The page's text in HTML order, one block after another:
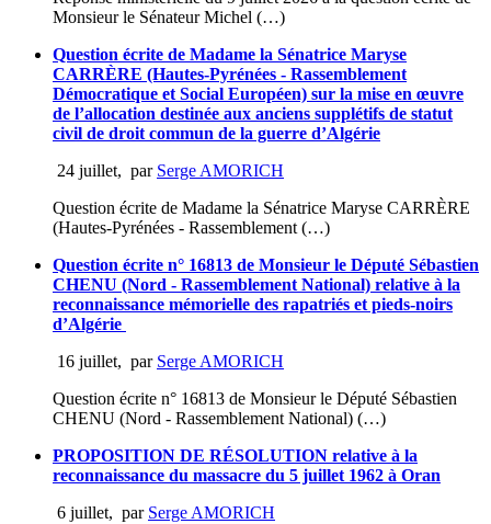
Monsieur le Sénateur Michel (…)
Question écrite de Madame la Sénatrice Maryse
CARRÈRE (Hautes-Pyrénées - Rassemblement
Démocratique et Social Européen) sur la mise en œuvre
de l’allocation destinée aux anciens supplétifs de statut
civil de droit commun de la guerre d’Algérie
24 juillet, par Serge AMORICH
Question écrite de Madame la Sénatrice Maryse CARRÈRE
(Hautes-Pyrénées - Rassemblement (…)
Question écrite n° 16813 de Monsieur le Député Sébastien
CHENU (Nord - Rassemblement National) relative à la
reconnaissance mémorielle des rapatriés et pieds-noirs
d’Algérie
16 juillet, par Serge AMORICH
Question écrite n° 16813 de Monsieur le Député Sébastien
CHENU (Nord - Rassemblement National) (…)
PROPOSITION DE RÉSOLUTION relative à la
reconnaissance du massacre du 5 juillet 1962 à Oran
6 juillet, par Serge AMORICH